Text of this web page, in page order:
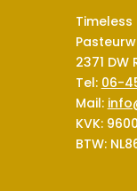
Timeless
2371
Tel: 06-
Mail:
KVK:
BTW: